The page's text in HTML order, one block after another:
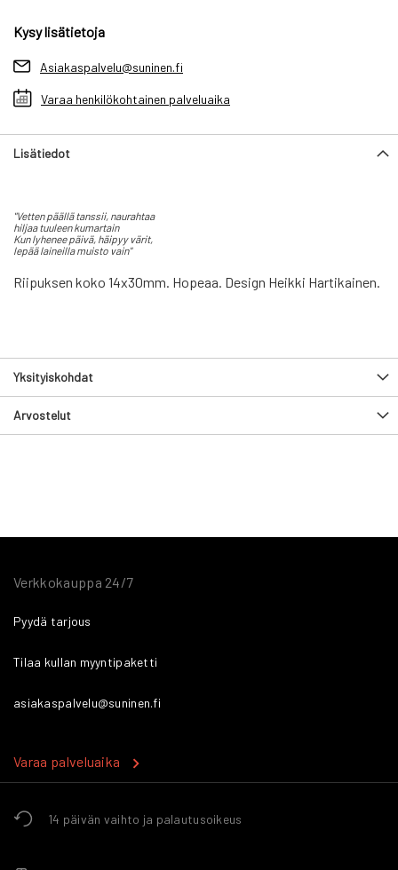
Kysy lisätietoja
Asiakaspalvelu@suninen.fi
Varaa henkilökohtainen palveluaika
Lisätiedot
"Vetten päällä tanssii, naurahtaa
hiljaa tuuleen kumartain
Kun lyhenee päivä, häipyy värit,
lepää laineilla muisto vain"
Riipuksen koko 14x30mm. Hopeaa. Design Heikki Hartikainen.
Yksityiskohdat
Arvostelut
14 päivän vaihto ja palautusoikeus
Verkkokauppa 24/7
Pyydä tarjous
Tilaa kullan myyntipaketti
asiakaspalvelu@suninen.fi
Varaa palveluaika